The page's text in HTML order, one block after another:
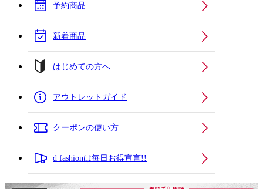
予約商品
新着商品
はじめての方へ
アウトレットガイド
クーポンの使い方
d fashionは毎日お得宣言!!